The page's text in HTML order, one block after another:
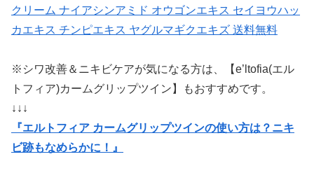
クリーム ナイアシンアミド オウゴンエキス セイヨウハッ
カエキス チンピエキス ヤグルマギクエキズ 送料無料
※シワ改善＆ニキビケアが気になる方は、【e’ltofia(エル
トフィア)カームグリップツイン】もおすすめです。
↓↓↓
『エルトフィア カームグリップツインの使い方は？ニキ
ビ跡もなめらかに！』